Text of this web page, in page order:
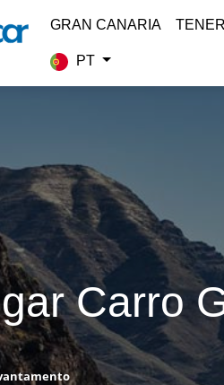
GRAN CANARIA
PT
Carro